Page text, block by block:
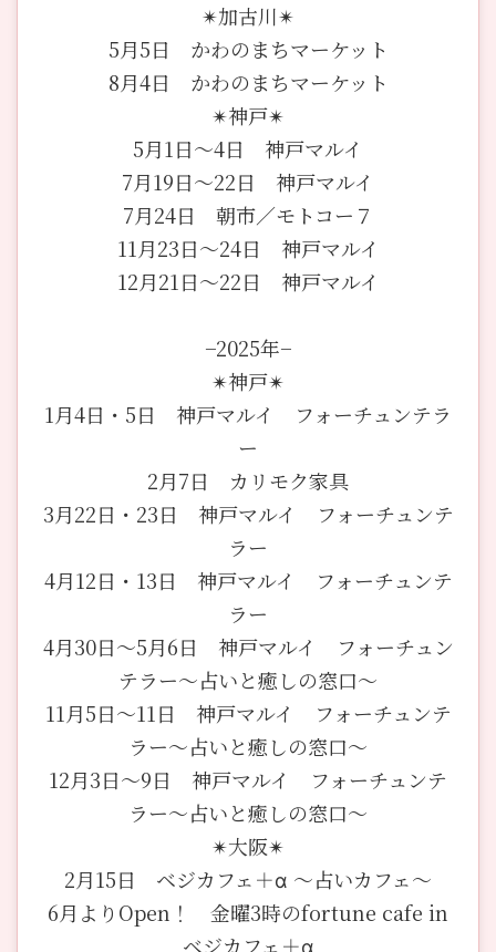
✴︎加古川✴︎
5月5日 かわのまちマーケット
8月4日 かわのまちマーケット
✴︎神戸✴︎
5月1日〜4日 神戸マルイ
7月19日〜22日 神戸マルイ
7月24日 朝市／モトコー７
11月23日〜24日 神戸マルイ
12月21日〜22日 神戸マルイ
−2025年−
✴︎神戸✴︎
1月4日・5日 神戸マルイ フォーチュンテラ
ー
2月7日 カリモク家具
3月22日・23日 神戸マルイ フォーチュンテ
ラー
4月12日・13日 神戸マルイ フォーチュンテ
ラー
4月30日〜5月6日 神戸マルイ フォーチュン
テラー〜占いと癒しの窓口〜
11月5日〜11日 神戸マルイ フォーチュンテ
ラー〜占いと癒しの窓口〜
12月3日〜9日 神戸マルイ フォーチュンテ
ラー〜占いと癒しの窓口〜
✴︎大阪✴︎
2月15日 ベジカフェ＋α 〜占いカフェ〜
6月よりOpen！ 金曜3時のfortune cafe in
ベジカフェ＋α